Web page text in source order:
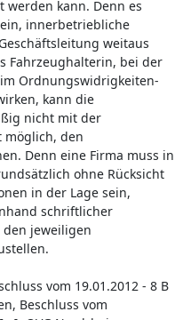
werden kann. Denn es
innerbetriebliche
weitaus
Fahrzeughalterin, bei der
Ordnungswidrigkeiten-
kann die
nicht mit der
möglich, den
Denn eine Firma muss in
ohne Rücksicht
in der Lage sein,
schriftlicher
jeweiligen
vom 19.01.2012 - 8 B
Beschluss vom